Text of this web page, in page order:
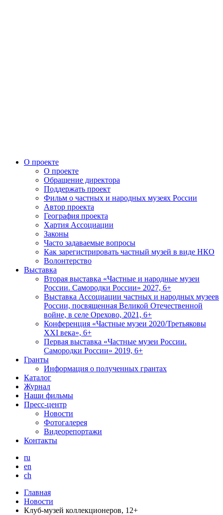
О проекте
О проекте
Обращение директора
Поддержать проект
Фильм о частных и народных музеях России
Автор проекта
География проекта
Хартия Ассоциации
Законы
Часто задаваемые вопросы
Как зарегистрировать частный музей в виде НКО
Волонтерство
Выставка
Вторая выставка «Частные и народные музеи
России. Самородки России» 2027, 6+
Выставка Ассоциации частных и народных музеев
России, посвященная Великой Отечественной
войне, в селе Орехово, 2021, 6+
Конференция «Частные музеи 2020/Третьяковы
XXI века», 6+
Первая выставка «Частные музеи России.
Самородки России» 2019, 6+
Гранты
Информация о полученных грантах
Каталог
Журнал
Наши фильмы
Пресс-центр
Новости
Фотогалерея
Видеорепортажи
Контакты
ru
en
ch
Главная
Новости
Клуб-музей коллекционеров, 12+